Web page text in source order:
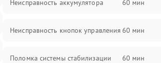
Неисправность аккумулятора 60 мин
Неисправность кнопок управления 60 мин
Поломка системы стабилизации 60 мин